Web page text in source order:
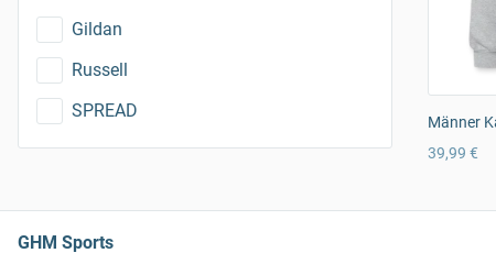
Gildan
Russell
SPREAD
Männer
39,99 €
GHM Sports